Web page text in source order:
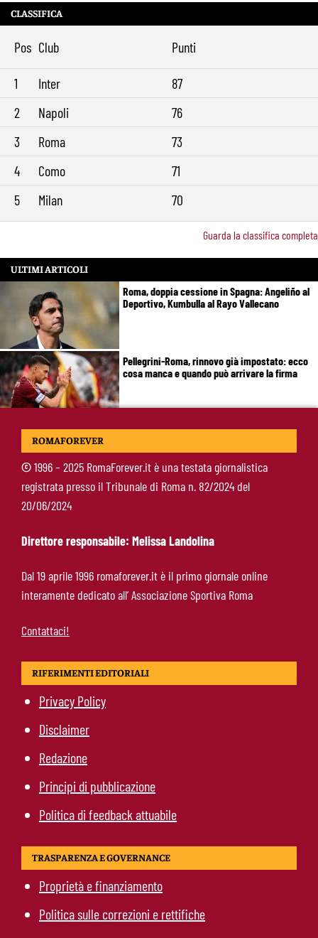
9:29
Roma-Molina, trattativa in avanzamento: sul tavolo 17 milioni per
CLASSIFICA
Pos Club Punti
1 Inter
87
2
Napoli
76
3
Roma
73
4
Como
71
5
Milan 70
Guarda la classifica completa
ULTIMI ARTICOLI
Roma, doppia cessione in Spagna: Angeliño al
Deportivo, Kumbulla al Rayo Vallecano
Pellegrini-Roma, rinnovo già impostato: ecco
cosa manca e quando può arrivare la firma
Mercato Roma, manca un solo colpo: Gasperini
Roma-Molina, il colpo di D’Amico è geniale:
qualità ed esperienza a un prezzo da
occasione
ROMAFOREVER
©1996 – 2025 RomaForever.it è una testata giornalistica
registrata presso il Tribunale di Roma n. 82/2024 del
20/06/2024
Direttore responsabile: Melissa Landolina
Dal 19 aprile 1996 romaforever.it è il primo giornale online
interamente dedicato all’ Associazione Sportiva Roma
Contattaci!
RIFERIMENTI EDITORIALI
Privacy Policy
Disclaimer
Redazione
Principi di pubblicazione
Politica di feedback attuabile
TRASPARENZA E GOVERNANCE
Proprietà e finanziamento
Politica sulle correzioni e rettifiche